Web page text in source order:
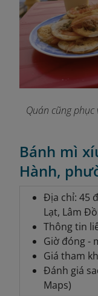
Quán cũng
Bánh mì
Hành,
Địa chỉ: 45
Lạt, Lâm
Thông tin
Giờ đóng -
Giá tham
Đánh giá
Maps)